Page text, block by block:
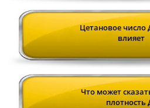
Цетановое число
влияет
Что может
плотность